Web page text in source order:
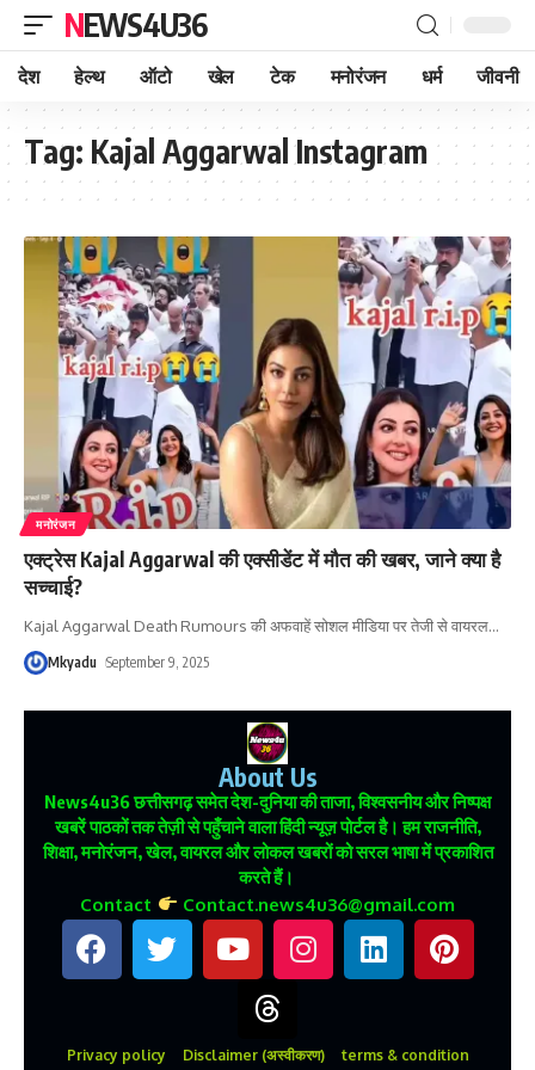
NEWS4U36
देश हेल्थ ऑटो खेल टेक मनोरंजन धर्म जीवनी
Tag: Kajal Aggarwal Instagram
मनोरंजन
एक्ट्रेस Kajal Aggarwal की एक्सीडेंट में मौत की खबर, जाने क्या है
सच्चाई?
Kajal Aggarwal Death Rumours की अफवाहें सोशल मीडिया पर तेजी से वायरल…
Mkyadu September 9, 2025
About Us
News4u36छत्तीसगढ़ समेत देश-दुनिया की ताजा, विश्वसनीय और निष्पक्ष
खबरें पाठकों तक तेज़ी से पहुँचाने वाला हिंदी न्यूज़ पोर्टल है। हम राजनीति,
शिक्षा, मनोरंजन, खेल, वायरल और लोकल खबरों को सरल भाषा में प्रकाशित
करते हैं।
Contact Contact.news4u36@gmail.com
Privacy policy Disclaimer (अस्वीकरण) terms & condition